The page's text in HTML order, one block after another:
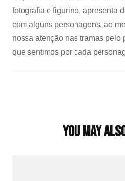
fotografia e figurino, apresenta
com alguns personagens, ao
nossa atenção nas tramas pelo
que sentimos por cada
You may